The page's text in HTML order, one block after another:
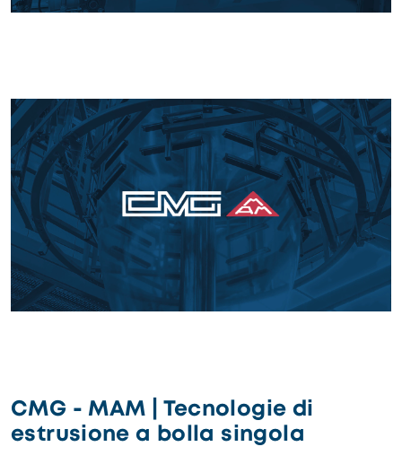
CMG - MAM | Tecnologie di
estrusione a bolla singola